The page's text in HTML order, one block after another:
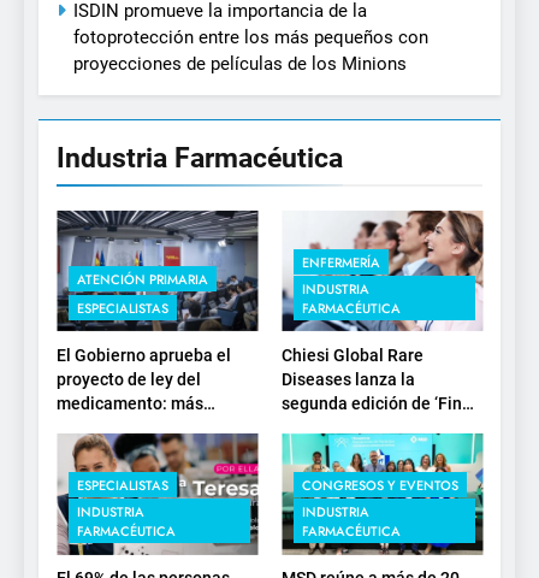
ISDIN promueve la importancia de la
fotoprotección entre los más pequeños con
proyecciones de películas de los Minions
Industria Farmacéutica
ATENCIÓN PRIMARIA
ESPECIALISTAS
El Gobierno aprueba el
proyecto de ley del
medicamento: más
sostenibilidad, autonomía
estratégica y
modernización para el
SNS
ENFERMERÍA
INDUSTRIA
FARMACÉUTICA
Chiesi Global Rare
Diseases lanza la
segunda edición de ‘Find
For Rare’ para impulsar la
investigación en
enfermedades de
depósito lisosomal
ESPECIALISTAS
INDUSTRIA
FARMACÉUTICA
CONGRESOS Y EVENTOS
INDUSTRIA
FARMACÉUTICA